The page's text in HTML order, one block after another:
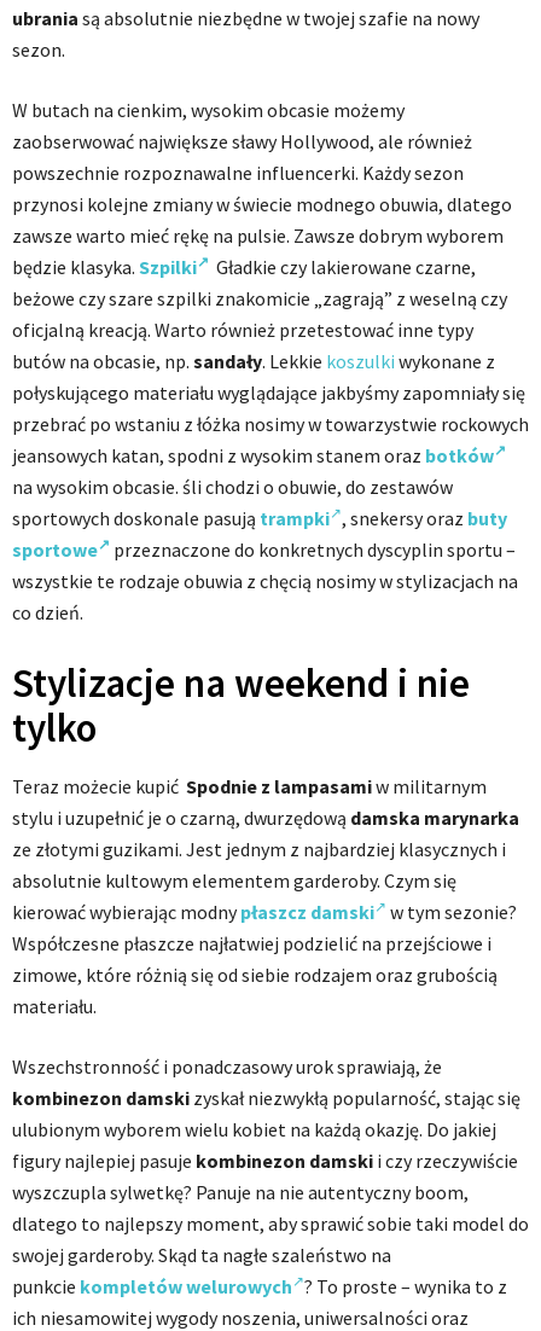
ubrania są absolutnie niezbędne w twojej szafie na nowy
sezon.
W butach na cienkim, wysokim obcasie możemy
zaobserwować największe sławy Hollywood, ale również
powszechnie rozpoznawalne influencerki. Każdy sezon
przynosi kolejne zmiany w świecie modnego obuwia, dlatego
zawsze warto mieć rękę na pulsie. Zawsze dobrym wyborem
będzie klasyka. Szpilki
Gładkie czy lakierowane czarne,
beżowe czy szare szpilki znakomicie „zagrają” z weselną czy
oficjalną kreacją. Warto również przetestować inne typy
butów na obcasie, np. sandały. Lekkie koszulki wykonane z
połyskującego materiału wyglądające jakbyśmy zapomniały się
przebrać po wstaniu z łóżka nosimy w towarzystwie rockowych
jeansowych katan, spodni z wysokim stanem oraz botków
na wysokim obcasie. śli chodzi o obuwie, do zestawów
sportowych doskonale pasują trampki , snekersy oraz buty
sportowe
przeznaczone do konkretnych dyscyplin sportu –
wszystkie te rodzaje obuwia z chęcią nosimy w stylizacjach na
co dzień.
Stylizacje na weekend i nie
tylko
Teraz możecie kupić Spodnie z lampasamiw militarnym
stylu i uzupełnić je o czarną, dwurzędową damska marynarka
ze złotymi guzikami. Jest jednym z najbardziej klasycznych i
absolutnie kultowym elementem garderoby. Czym się
kierować wybierając modnypłaszcz damski
w tym sezonie?
Współczesne płaszcze najłatwiej podzielić na przejściowe i
zimowe, które różnią się od siebie rodzajem oraz grubością
materiału.
Wszechstronność i ponadczasowy urok sprawiają, że
kombinezon damski zyskał niezwykłą popularność, stając się
ulubionym wyborem wielu kobiet na każdą okazję. Do jakiej
figury najlepiej pasuje kombinezon damski i czy rzeczywiście
wyszczupla sylwetkę? Panuje na nie autentyczny boom,
dlatego to najlepszy moment, aby sprawić sobie taki model do
swojej garderoby. Skąd ta nagłe szaleństwo na
punkcie kompletów welurowych ? To proste – wynika to z
ich niesamowitej wygody noszenia, uniwersalności oraz